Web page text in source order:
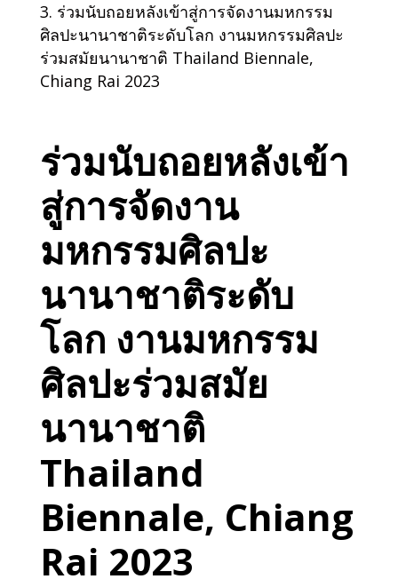
ร่วมนับถอยหลังเข้าสู่การจัดงานมหกรรม
ศิลปะนานาชาติระดับโลก งานมหกรรมศิลปะ
ร่วมสมัยนานาชาติ Thailand Biennale,
Chiang Rai 2023
ร่วมนับถอยหลังเข้า
สู่การจัดงาน
มหกรรมศิลปะ
นานาชาติระดับ
โลก งานมหกรรม
ศิลปะร่วมสมัย
นานาชาติ
Thailand
Biennale, Chiang
Rai 2023